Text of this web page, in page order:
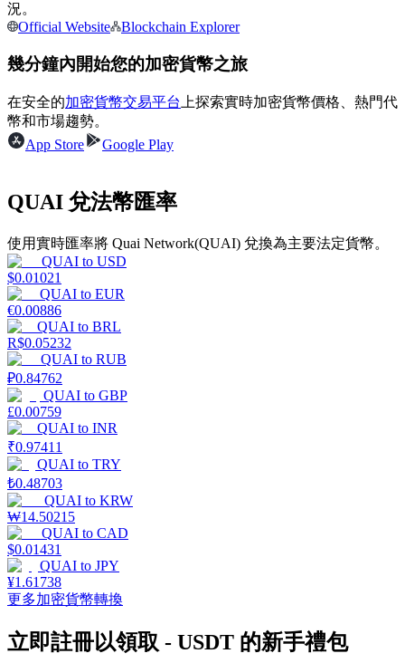
合約資訊
合約指南
合約功能使用指南
交易策略
況。
Official Website
Blockchain Explorer
幾分鐘內開始您的加密貨幣之旅
在安全的加密貨幣交易平台 上探索實時加密貨幣價格、熱門代
幣和市場趨勢。
App Store
Google Play
QUAI 兌法幣匯率
使用實時匯率將 Quai Network(QUAI) 兌換為主要法定貨幣。
QUAI to USD
$0.01021
QUAI to EUR
€0.00886
QUAI to BRL
R$0.05232
QUAI to RUB
₽0.84762
QUAI to GBP
£0.00759
QUAI to INR
₹0.97411
QUAI to TRY
₺0.48703
QUAI to KRW
₩14.50215
QUAI to CAD
$0.01431
QUAI to JPY
¥1.61738
更多加密貨幣轉換
立即註冊以領取 - USDT 的新手禮包